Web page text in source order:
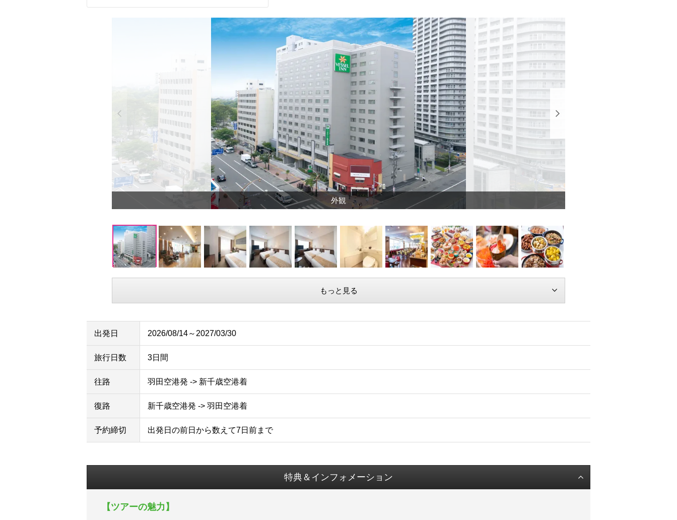
外観
もっと見る
出発日 2026/08/14～2027/03/30
旅行日数 3日間
往路 羽田空港発 -> 新千歳空港着
復路 新千歳空港発 -> 羽田空港着
予約締切 出発日の前日から数えて7日前まで
特典＆インフォメーション
【ツアーの魅力】